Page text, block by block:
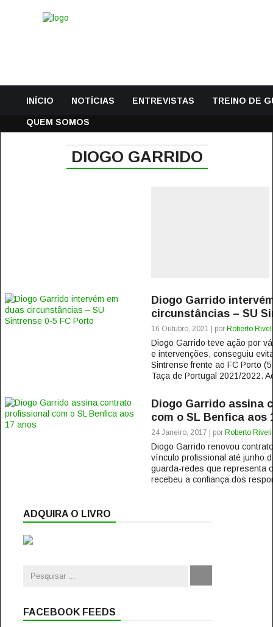
INÍCIO NOTÍCIAS ENTREVISTAS TREINO DE
QUEM SOMOS
DIOGO GARRIDO
Diogo Garrido
circunstâncias – SU
16 Outubro, 2021 | por Roberto
Diogo Garrido teve ação por
e intervenções, conseguiu
Sintrense frente ao FC Porto
Taça de Portugal 2021/2022.
Diogo Garrido assina
com o SL Benfica aos
24 Janeiro, 2017 | por Roberto
Diogo Garrido renovou
vínculo profissional até junho
guarda-redes que representa
recebeu a confiança dos
ADQUIRA O LIVRO
FACEBOOK FEEDS